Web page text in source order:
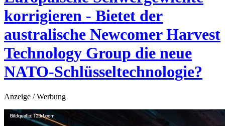
korrigieren - Bietet der
australische Newcomer Harvest
Technology Group die neue
NATO-Schlüsseltechnologie?
Anzeige / Werbung